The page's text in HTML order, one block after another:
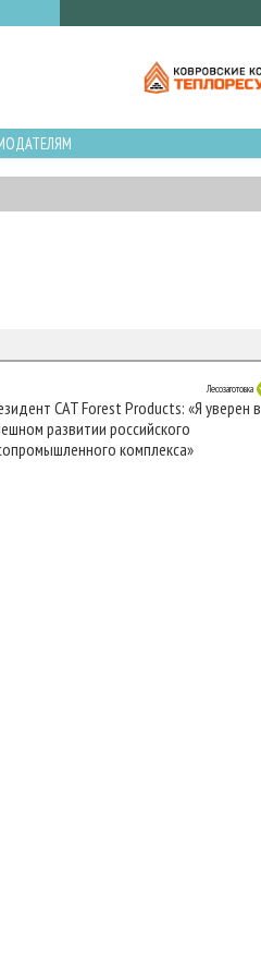
Лесозаготовка
CAT Forest Products: «Я уверен в
развитии российского
комплекса»